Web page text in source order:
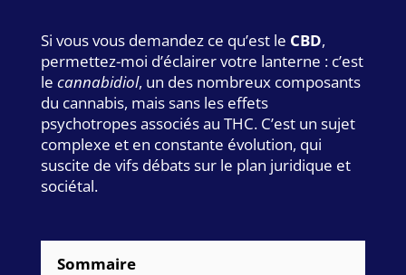
Si vous vous demandez ce qu’est le CBD,
permettez-moi d’éclairer votre lanterne : c’est
le cannabidiol, un des nombreux composants
du cannabis, mais sans les effets
psychotropes associés au THC. C’est un sujet
complexe et en constante évolution, qui
suscite de vifs débats sur le plan juridique et
sociétal.
Sommaire